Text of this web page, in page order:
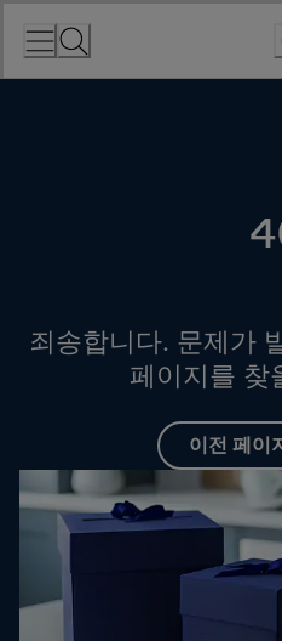
죄송합니다. 문제가
페이지를 찾
이전 페이